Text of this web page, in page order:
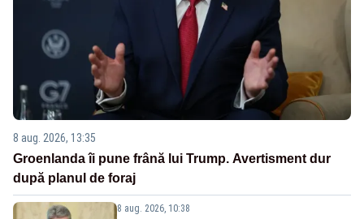
8 aug. 2026, 13:35
Groenlanda îi pune frână lui Trump. Avertisment dur
după planul de foraj
8 aug. 2026, 10:38